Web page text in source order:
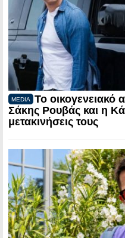
MEDIA
Το οικογενειακό
Σάκης Ρουβάς και η
μετακινήσεις τους